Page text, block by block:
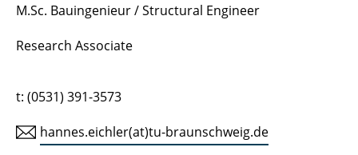
Lukas Feyrer
Leon Döring
M.Sc. Bauingenieur / Structural Engineer
Research Associate
t: (0531) 391-3573
hannes.eichler(at)tu-braunschweig.de